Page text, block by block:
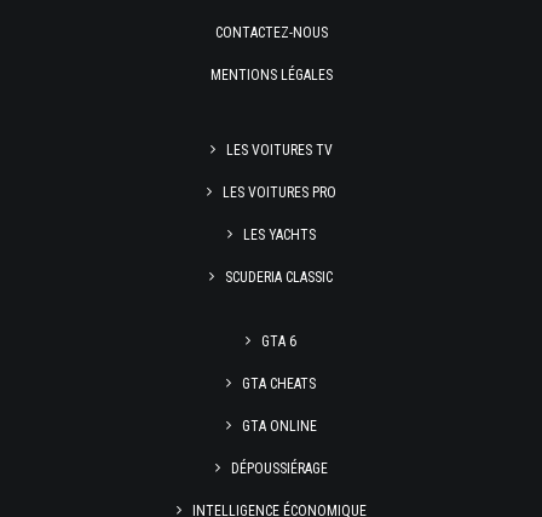
CONTACTEZ-NOUS
MENTIONS LÉGALES
LES VOITURES TV
LES VOITURES PRO
LES YACHTS
SCUDERIA CLASSIC
GTA 6
GTA CHEATS
GTA ONLINE
DÉPOUSSIÉRAGE
INTELLIGENCE ÉCONOMIQUE